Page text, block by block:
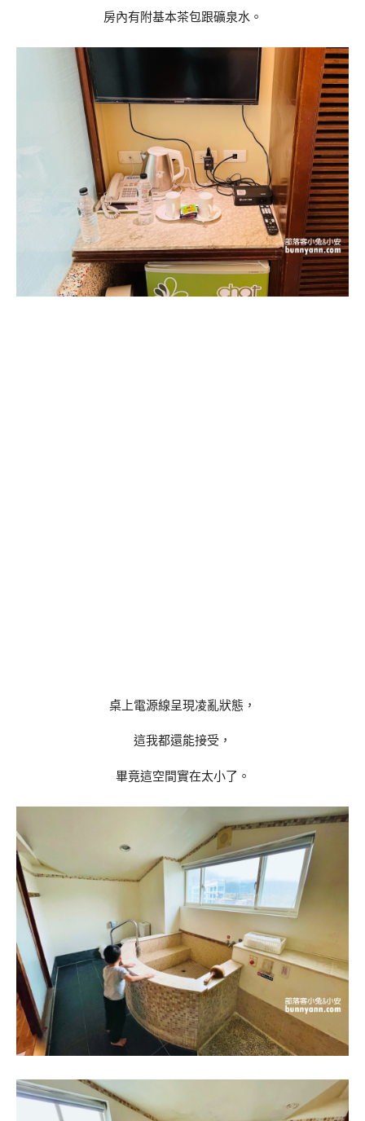
房內有附基本茶包跟礦泉水。
桌上電源線呈現凌亂狀態，
這我都還能接受，
畢竟這空間實在太小了。